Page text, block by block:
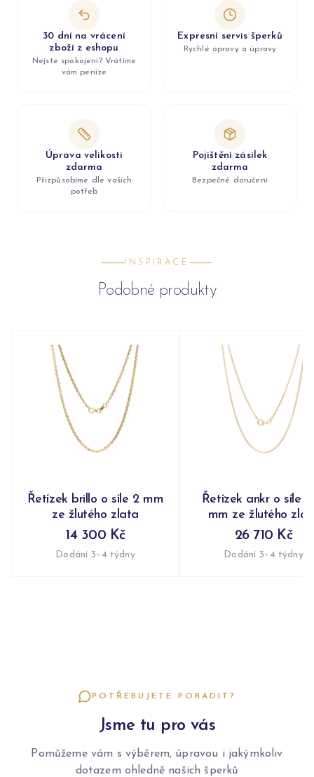
30 dní na vrácení
zboží z eshopu
Nejste spokojeni? Vrátíme
vám peníze
Expresní servis šperků
Rychlé opravy a úpravy
Úprava velikosti
zdarma
Přizpůsobíme dle vašich
potřeb
Pojištění zásilek
zdarma
Bezpečné doručení
INSPIRACE
Podobné produkty
Řetízek brillo o síle 2 mm
ze žlutého zlata
14 300 Kč
Dodání 3–4 týdny
Řetízek ankr o síle
mm ze žlutého
26 710 Kč
Dodání 3–4 týdny
POTŘEBUJETE PORADIT?
Jsme tu pro vás
Pomůžeme vám s výběrem, úpravou i jakýmkoliv
dotazem ohledně našich šperků